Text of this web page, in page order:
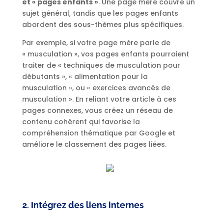
et « pages enfants ». Une page mère couvre un
sujet général, tandis que les pages enfants
abordent des sous-thèmes plus spécifiques.
Par exemple, si votre page mère parle de
« musculation », vos pages enfants pourraient
traiter de « techniques de musculation pour
débutants », « alimentation pour la
musculation », ou « exercices avancés de
musculation ». En reliant votre article à ces
pages connexes, vous créez un réseau de
contenu cohérent qui favorise la
compréhension thématique par Google et
améliore le classement des pages liées.
2. Intégrez des liens internes